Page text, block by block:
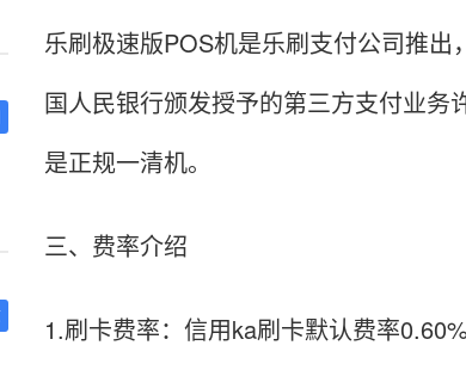
乐刷极速版POS机是乐刷支付公司推
国人民银行颁发授予的第三方支付业务
是正规一清机。
三、费率介绍
1.刷卡费率：信用ka刷卡默认费率